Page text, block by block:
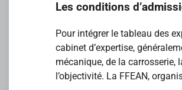
Les conditions
Pour intégrer le tableau des
cabinet d’expertise,
mécanique, de la carrosserie,
l’objectivité. La FFEAN,